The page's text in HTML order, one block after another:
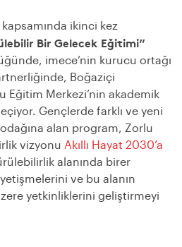
kapsamında ikinci kez
Bir Gelecek Eğitimi”
imece’nin kurucu ortağı
Boğaziçi
Eğitim Merkezi’nin akademik
Gençlerde farklı ve yeni
alan program, Zorlu
vizyonu Akıllı Hayat 2030’a
alanında birer
ve bu alanın
yetkinliklerini geliştirmeyi